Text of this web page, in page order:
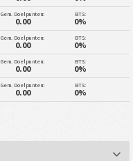
Gem. Doelpunten:
0.00
BTS:
0%
Gem. Doelpunten:
0.00
BTS:
0%
Gem. Doelpunten:
0.00
BTS:
0%
Gem. Doelpunten:
0.00
BTS:
0%